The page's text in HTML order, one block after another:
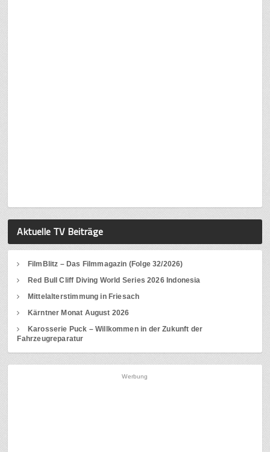
Aktuelle TV Beiträge
FilmBlitz – Das Filmmagazin (Folge 32/2026)
Red Bull Cliff Diving World Series 2026 Indonesia
Mittelalterstimmung in Friesach
Kärntner Monat August 2026
Karosserie Puck – Willkommen in der Zukunft der
Fahrzeugreparatur
Werbung